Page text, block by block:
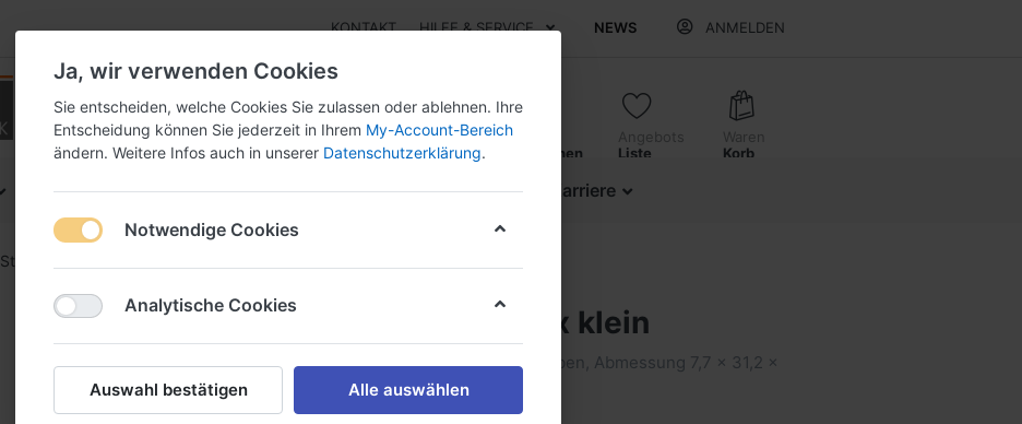
KONTAKT HILFE & SERVICE NEWS ANMELDEN
☎ 037296 69240
Produkte
Vergleichen
Angebots
Liste
Waren
Korb
Konferenzraum Materialien und Oberflächen Jobs und Karriere
Stack-Materialboxen
Materialbox klein
in verschiedenen Farben, Abmessung 7,7 x 31,2 x
42,5 cm (HxBxT)
Ja, wir verwenden Cookies
Sie entscheiden, welche Cookies Sie zulassen oder ablehnen. Ihre
Entscheidung können Sie jederzeit in Ihrem My-Account-Bereich
ändern. Weitere Infos auch in unserer Datenschutzerklärung.
Notwendige Cookies
Analytische Cookies
Auswahl bestätigen Alle auswählen